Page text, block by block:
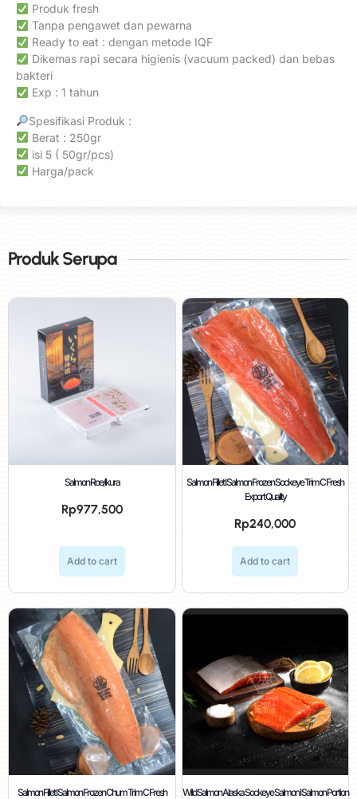
Produk fresh
Tanpa pengawet dan pewarna
Ready to eat : dengan metode IQF
Dikemas rapi secara higienis (vacuum packed) dan bebas
bakteri
Exp : 1 tahun
Spesifikasi Produk :
Berat : 250gr
isi 5 ( 50gr/pcs)
Harga/pack
Produk Serupa
Salmon Roe/Ikura
Rp977,500
Add to cart
Salmon Fillet I Salmon Frozen Sockeye Trim C Fresh
Export Quality
Rp240,000
Add to cart
Salmon Fillet I Salmon Frozen Chum Trim C Fresh
Wild Salmon Alaska Sockeye Salmon I Salmon Portion